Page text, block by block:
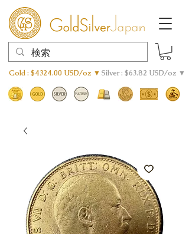
Gold : $4324.00 USD/oz ▼ Silver : $63.82 USD/oz ▼